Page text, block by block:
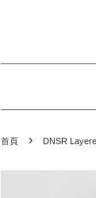
首頁 › DNSR